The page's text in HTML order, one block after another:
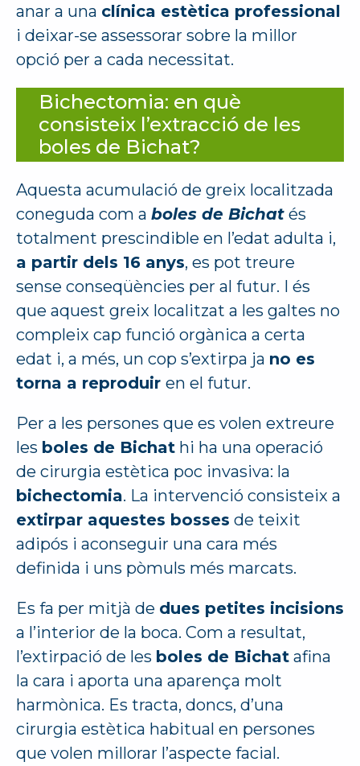
anar a una clínica estètica professional
i deixar-se assessorar sobre la millor
opció per a cada necessitat.
Bichectomia: en què
consisteix l’extracció de les
boles de Bichat?
Aquesta acumulació de greix localitzada
coneguda com a boles de Bichat és
totalment prescindible en l’edat adulta i,
a partir dels 16 anys, es pot treure
sense conseqüències per al futur. I és
que aquest greix localitzat a les galtes no
compleix cap funció orgànica a certa
edat i, a més, un cop s’extirpa ja no es
torna a reproduir en el futur.
Per a les persones que es volen extreure
les boles de Bichat hi ha una operació
de cirurgia estètica poc invasiva: la
bichectomia. La intervenció consisteix a
extirpar aquestes bosses de teixit
adipós i aconseguir una cara més
definida i uns pòmuls més marcats.
Es fa per mitjà de dues petites incisions
a l’interior de la boca. Com a resultat,
l’extirpació de les boles de Bichat afina
la cara i aporta una aparença molt
harmònica. Es tracta, doncs, d’una
cirurgia estètica habitual en persones
que volen millorar l’aspecte facial.